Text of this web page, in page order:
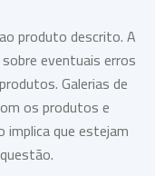
produto descrito. A
eventuais erros
Galerias de
os produtos e
que estejam